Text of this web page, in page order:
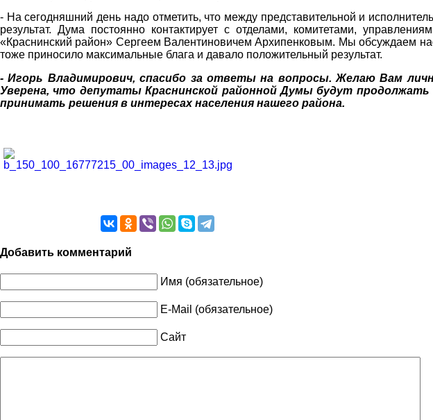
- На сегодняшний день надо отметить, что между представительной и
результат. Дума постоянно контактирует с отделами, комитетами,
«Краснинский район» Сергеем Валентиновичем Архипенковым. Мы обсуждаем
тоже приносило максимальные блага и давало положительный результат.
- Игорь Владимирович, спасибо за ответы на вопросы. Желаю Вам
Уверена, что депутаты Краснинской районной Думы будут
принимать решения в интересах населения нашего района.
Добавить комментарий
Имя (обязательное)
E-Mail (обязательное)
Сайт